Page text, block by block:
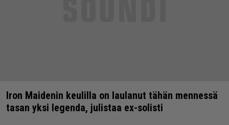
Iron Maidenin keulilla on laulanut tähän mennessä
tasan yksi legenda, julistaa ex-solisti